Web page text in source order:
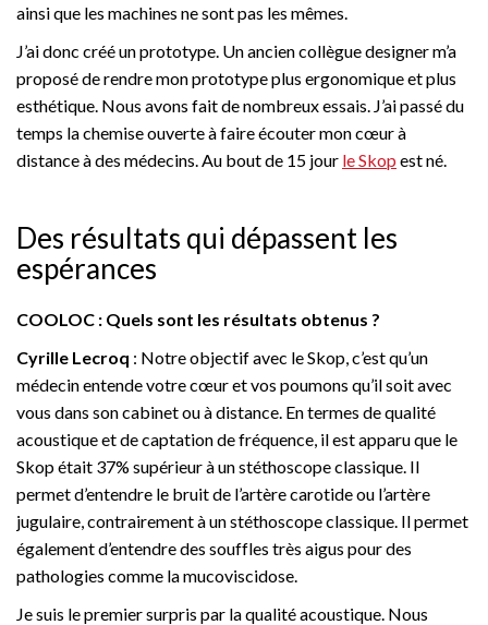
ainsi que les machines ne sont pas les mêmes.
J’ai donc créé un prototype. Un ancien collègue designer m’a
proposé de rendre mon prototype plus ergonomique et plus
esthétique. Nous avons fait de nombreux essais. J’ai passé du
temps la chemise ouverte à faire écouter mon cœur à
distance à des médecins. Au bout de 15 jour le Skop est né.
Des résultats qui dépassent les
espérances
COOLOC : Quels sont les résultats obtenus ?
Cyrille Lecroq : Notre objectif avec le Skop, c’est qu’un
médecin entende votre cœur et vos poumons qu’il soit avec
vous dans son cabinet ou à distance. En termes de qualité
acoustique et de captation de fréquence, il est apparu que le
Skop était 37% supérieur à un stéthoscope classique. Il
permet d’entendre le bruit de l’artère carotide ou l’artère
jugulaire, contrairement à un stéthoscope classique. Il permet
également d’entendre des souffles très aigus pour des
pathologies comme la mucoviscidose.
Je suis le premier surpris par la qualité acoustique. Nous